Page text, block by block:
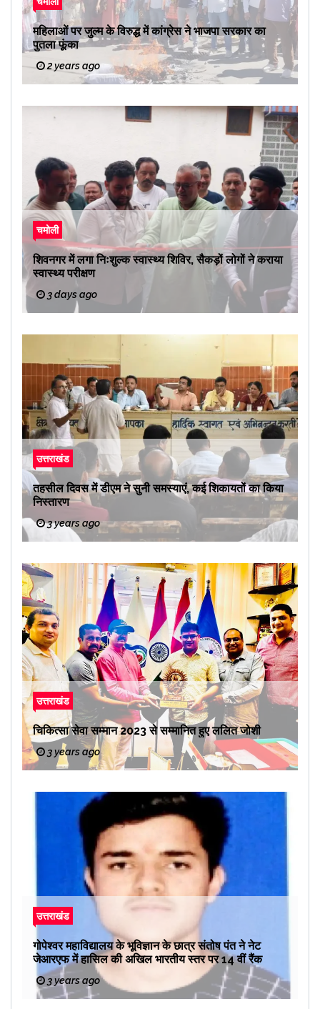
महिलाओं पर जुल्म के विरुद्ध में कांग्रेस ने भाजपा सरकार का
पुतला फूंका
2 years ago
चमोली
शिवनगर में लगा निःशुल्क स्वास्थ्य शिविर, सैकड़ों लोगों ने कराया
स्वास्थ्य परीक्षण
3 days ago
उत्तराखंड
तहसील दिवस में डीएम ने सुनी समस्याएं, कई शिकायतों का किया
निस्तारण
3 years ago
उत्तराखंड
चिकित्सा सेवा सम्मान 2023 से सम्मानित हुए ललित जोशी
3 years ago
उत्तराखंड
गोपेश्वर महाविद्यालय के भूविज्ञान के छात्र संतोष पंत ने नेट
जेआरएफ में हासिल की अखिल भारतीय स्तर पर 14 वीं रैंक
3 years ago